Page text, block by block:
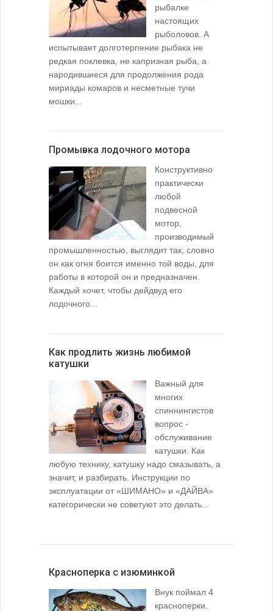
рыбалке
настоящих
рыболовов. А
испытывает долготерпение рыбака не
редкая поклевка, не капризная рыба, а
народившиеся для продолжения рода
мириады комаров и несметные тучи
мошки...
Промывка лодочного мотора
Конструктивно
практически
любой
подвесной
мотор,
производимый
промышленностью, выглядит так, словно
он как огня боится именно той воды, для
работы в которой он и предназначен.
Каждый хочет, чтобы дейдвуд его
лодочного...
Как продлить жизнь любимой
катушки
Важный для
многих
спиннингистов
вопрос -
обслуживание
катушки. Как
любую технику, катушку надо смазывать, а
значит, и разбирать. Инструкции по
эксплуатации от «ШИМАНО» и «ДАЙВА»
категорически не советуют это делать...
Красноперка с изюминкой
Внук поймал 4
красноперки.